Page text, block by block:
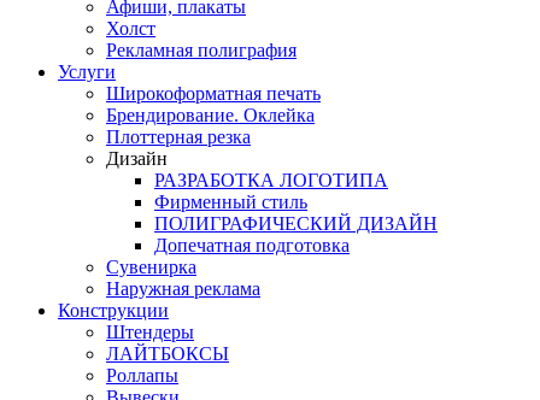
Афиши, плакаты
Холст
Рекламная полиграфия
Услуги
Широкоформатная печать
Брендирование. Оклейка
Плоттерная резка
Дизайн
РАЗРАБОТКА ЛОГОТИПА
Фирменный стиль
ПОЛИГРАФИЧЕСКИЙ ДИЗАЙН
Допечатная подготовка
Сувенирка
Наружная реклама
Конструкции
Штендеры
ЛАЙТБОКСЫ
Роллапы